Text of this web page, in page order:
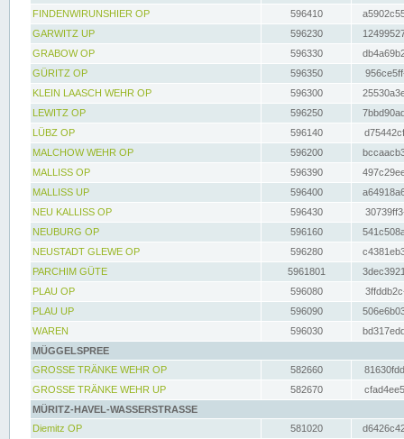
FINDENWIRUNSHIER OP
596410
GARWITZ UP
596230
GRABOW OP
596330
GÜRITZ OP
596350
KLEIN LAASCH WEHR OP
596300
LEWITZ OP
596250
LÜBZ OP
596140
MALCHOW WEHR OP
596200
MALLISS OP
596390
MALLISS UP
596400
NEU KALLISS OP
596430
NEUBURG OP
596160
NEUSTADT GLEWE OP
596280
PARCHIM GÜTE
5961801
PLAU OP
596080
PLAU UP
596090
WAREN
596030
MÜGGELSPREE
GROSSE TRÄNKE WEHR OP
582660
GROSSE TRÄNKE WEHR UP
582670
MÜRITZ-HAVEL-WASSERSTRASSE
Diemitz OP
581020